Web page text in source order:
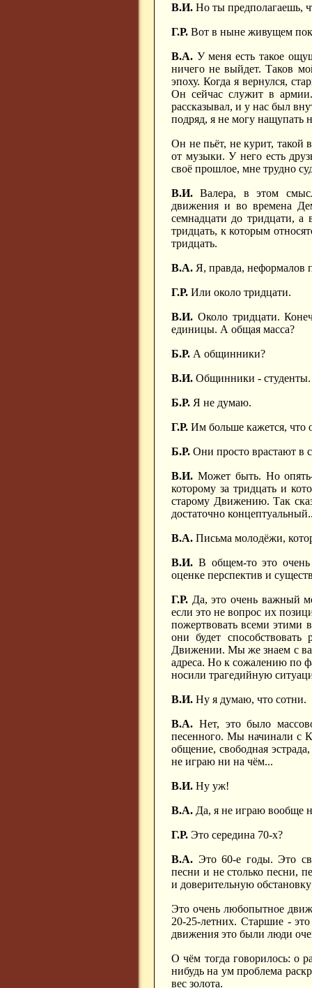
В.И. Но ты предполагаешь,
Г.Р. Вот в ныне живущем
В.А. У меня есть такое
ничего не выйдет. Таков
эпоху. Когда я вернулся,
Он сейчас служит в
рассказывал, и у нас был
подряд, я не могу нащупать
Он не пьёт, не курит, такой
от музыки. У него есть
своё прошлое, мне трудно
В.И. Валера, в этом
движения и во времена
семнадцати до тридцати,
тридцать, к которым
тридцать.
В.А. Я, правда, неформалов
Г.Р. Или около тридцати.
В.И. Около тридцати.
единицы. А общая масса?
Б.Р. А общинники?
В.И. Общинники - студенты.
Б.Р. Я не думаю.
Г.Р. Им больше кажется, что
Б.Р. Они просто врастают в
В.И. Может быть. Но
которому за тридцать и
старому Движению. Так
достаточно
В.А. Письма молодёжи,
В.И. В общем-то это
оценке перспектив и
Г.Р. Да, это очень важный
если это не вопрос их
пожертвовать всеми этими
они будет
Движении. Мы же знаем с
адреса. Но к сожалению по
носили трагедийную
В.И. Ну я думаю, что сотни.
В.А. Нет, это было
песенного. Мы начинали с
общение, свободная
не играю ни на чём...
В.И. Ну уж!
В.А. Да, я не играю вообще
Г.Р. Это середина 70-х?
В.А. Это 60-е годы. Это
песни и не столько песни,
и доверительную обстановку
Это очень любопытное
20-25-летних. Старшие - это
движения это были люди
О чём тогда говорилось: о
нибудь на ум проблема
вес золота.